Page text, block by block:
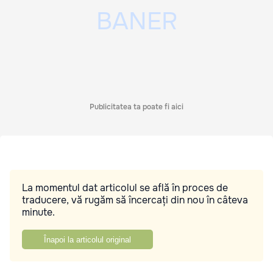
Publicitatea ta poate fi aici
La momentul dat articolul se află în proces de
traducere, vă rugăm să încercați din nou în câteva
minute.
Înapoi la articolul original